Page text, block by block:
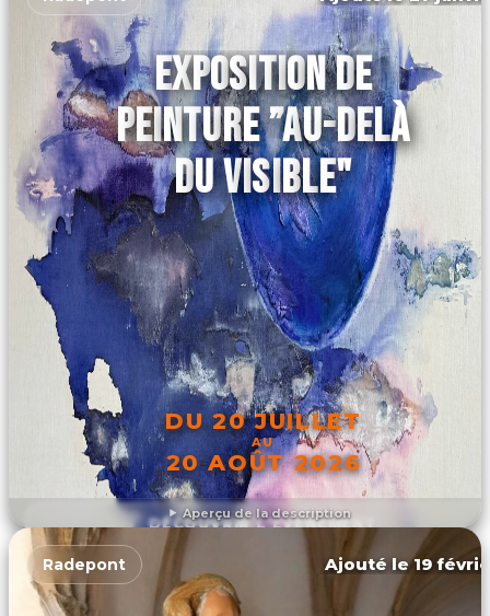
Aperçu de la description
EXPOSITION DE
PEINTURE ”AU-DELÀ
DU VISIBLE"
DU 20 JUILLET
AU
20 AOÛT 2026
DÉCOUVRIR L'ÉVÉNEMENT
Radepont Ajouté le 19